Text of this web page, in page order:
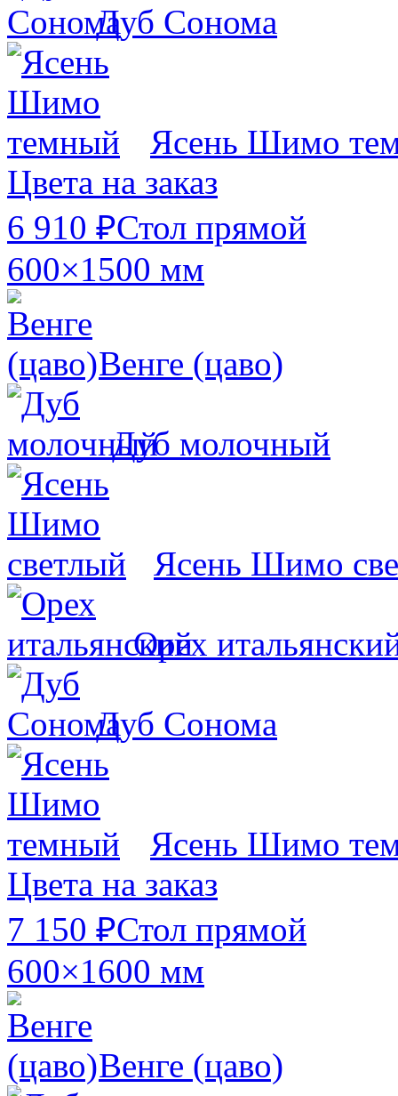
Дуб Сонома
Ясень Шимо
Цвета на заказ
6 910 ₽Стол прямой
600×1500 мм
Венге (цаво)
Дуб молочный
Ясень Шимо
Орех
Дуб Сонома
Ясень Шимо
Цвета на заказ
7 150 ₽Стол прямой
600×1600 мм
Венге (цаво)